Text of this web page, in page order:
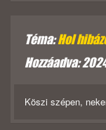
Téma:Hol
Hozzáadva:
Köszi szépen,